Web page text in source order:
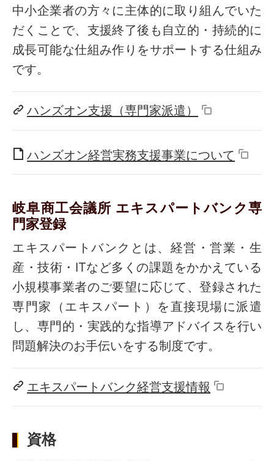
中小企業者の方々に主体的に取り組んでいた
だくことで、支援終了後も自立的・持続的に
成長可能な仕組み作りをサポートする仕組み
です。
ハンズオン支援（専門家派遣）
ハンズオン経営実務支援事業について
岐阜商工会議所 エキスパートバンク専
門家登録
エキスパートバンクとは、経営・営業・生
産・技術・ITなど多くの課題をかかえている
小規模事業者のご要望に応じて、登録された
専門家（エキスパート）を直接現場に派遣
し、専門的・実践的な指導アドバイスを行い
問題解決のお手伝いをする制度です。
エキスパートバンク経営支援情報
資格